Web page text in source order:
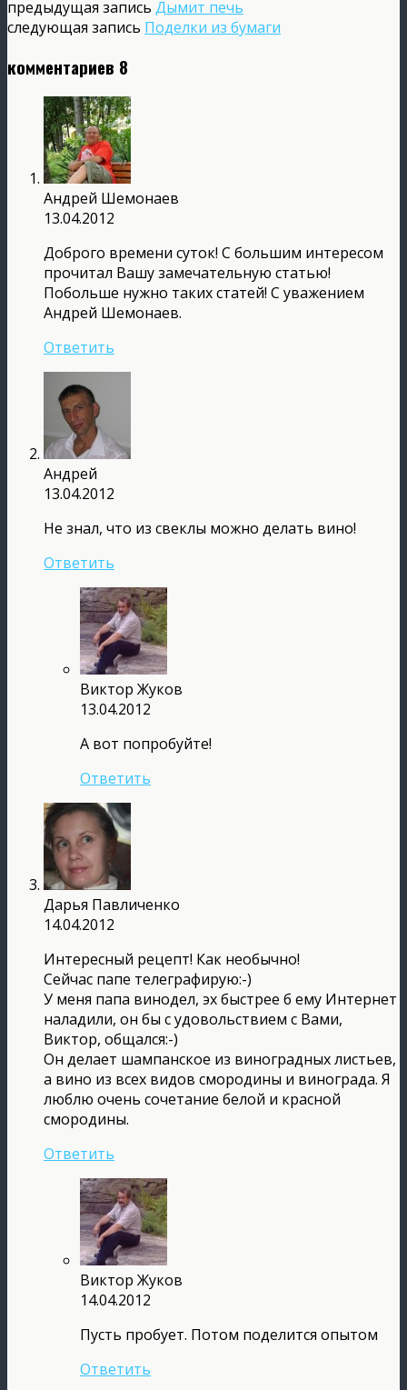
предыдущая запись Дымит печь
следующая запись Поделки из бумаги
комментариев 8
Андрей Шемонаев
13.04.2012
Доброго времени суток! С большим интересом
прочитал Вашу замечательную статью!
Побольше нужно таких статей! С уважением
Андрей Шемонаев.
Ответить
Андрей
13.04.2012
Не знал, что из свеклы можно делать вино!
Ответить
Виктор Жуков
13.04.2012
А вот попробуйте!
Ответить
Дарья Павличенко
14.04.2012
Интересный рецепт! Как необычно!
Сейчас папе телеграфирую:-)
У меня папа винодел, эх быстрее б ему Интернет
наладили, он бы с удовольствием с Вами,
Виктор, общался:-)
Он делает шампанское из виноградных листьев,
а вино из всех видов смородины и винограда. Я
люблю очень сочетание белой и красной
смородины.
Ответить
Виктор Жуков
14.04.2012
Пусть пробует. Потом поделится опытом
Ответить